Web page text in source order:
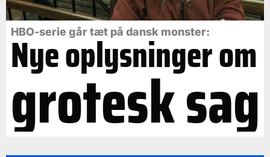
HBO-serie går tæt på dansk monster:
Nye oplysninger om
grotesk sag